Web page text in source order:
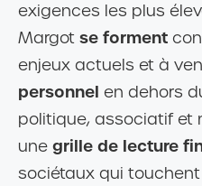
exigences les plus
Margot se forment
enjeux actuels et à
personnel en dehors
politique, associatif et
une grille de lecture
sociétaux qui